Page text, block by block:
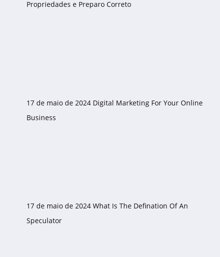
Propriedades e Preparo Correto
17 de maio de 2024 Digital Marketing For Your Online
Business
17 de maio de 2024 What Is The Defination Of An
Speculator